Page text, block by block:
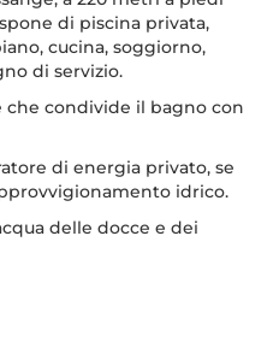
di piscina privata,
cucina, soggiorno,
di servizio.
che condivide il bagno con
di energia privato, se
idrico.
delle docce e dei